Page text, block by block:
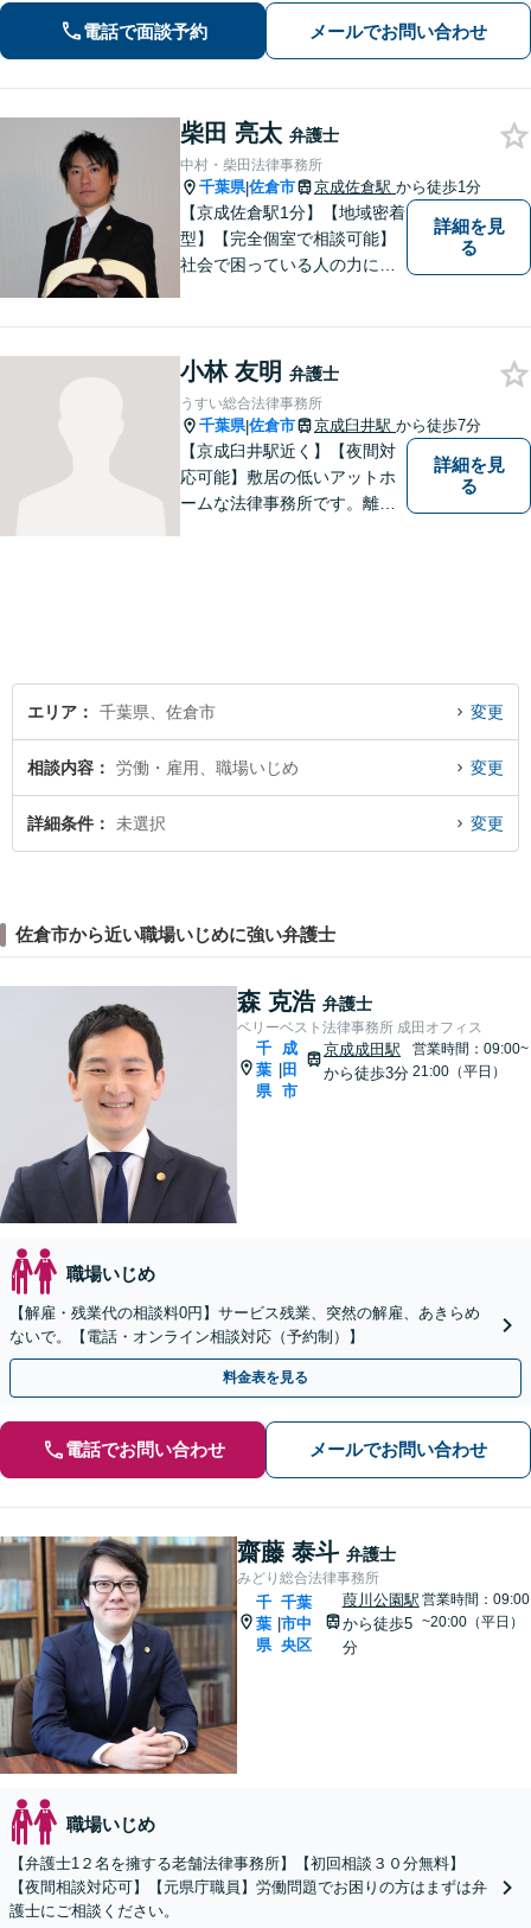
ご相談ください【zoom面談可】【全国
相談対応】
電話で面談予約 メールでお問い合わせ
柴田 亮太 弁護士
中村・柴田法律事務所
千葉県|佐倉市 京成佐倉駅 から徒歩1分
【京成佐倉駅1分】【地域密着
型】【完全個室で相談可能】
社会で困っている人の力にな
相続、離婚・男女問題、交通
事故の案件を広く受け付けて
います。 ぜひご相談くださ
い。
詳細を見
る
小林 友明 弁護士
うすい総合法律事務所
千葉県|佐倉市 京成臼井駅 から徒歩7分
【京成臼井駅近く】【夜間対
応可能】敷居の低いアットホ
ームな法律事務所です。離婚
う尽力します。
詳細を見
る
エリア 千葉県、佐倉市 変更
相談内容 労働・雇用、職場いじめ 変更
詳細条件 未選択 変更
佐倉市から近い職場いじめに強い弁護士
森 克浩 弁護士
ベリーベスト法律事務所 成田オフィス
千
葉
県
成
田
市
京成成田駅
から徒歩3分
営業時間：09:00~
21:00（平日）
職場いじめ
【解雇・残業代の相談料0円】サービス残業、突然の解雇、あきらめ
ないで。【電話・オンライン相談対応（予約制）】
料金表を見る
電話でお問い合わせ メールでお問い合わせ
齋藤 泰斗 弁護士
みどり総合法律事務所
千
葉
県
千葉
市中
央区
葭川公園駅
から徒歩5
分
営業時間：09:00
~20:00（平日）
職場いじめ
【弁護士1２名を擁する老舗法律事務所】【初回相談３０分無料】
【夜間相談対応可】【元県庁職員】労働問題でお困りの方はまずは弁
護士にご相談ください。